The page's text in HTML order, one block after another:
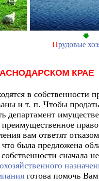
Прудовые
КРАЕ
в собственности
и т. п. Чтобы
департамент
вам ответят
была предложена
сначала
готова помочь